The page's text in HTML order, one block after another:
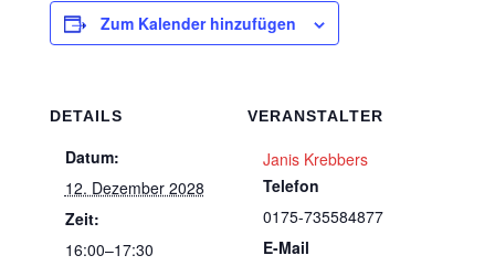
Zum Kalender hinzufügen
DETAILS
Datum:
12. Dezember 2028
Zeit:
16:00–17:30
VERANSTALTER
Janis Krebbers
Telefon
0175-735584877
E-Mail